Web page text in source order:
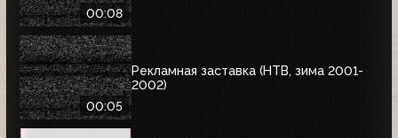
00:08
00:05
Рекламная заставка (НТВ, зима 2001-
2002)